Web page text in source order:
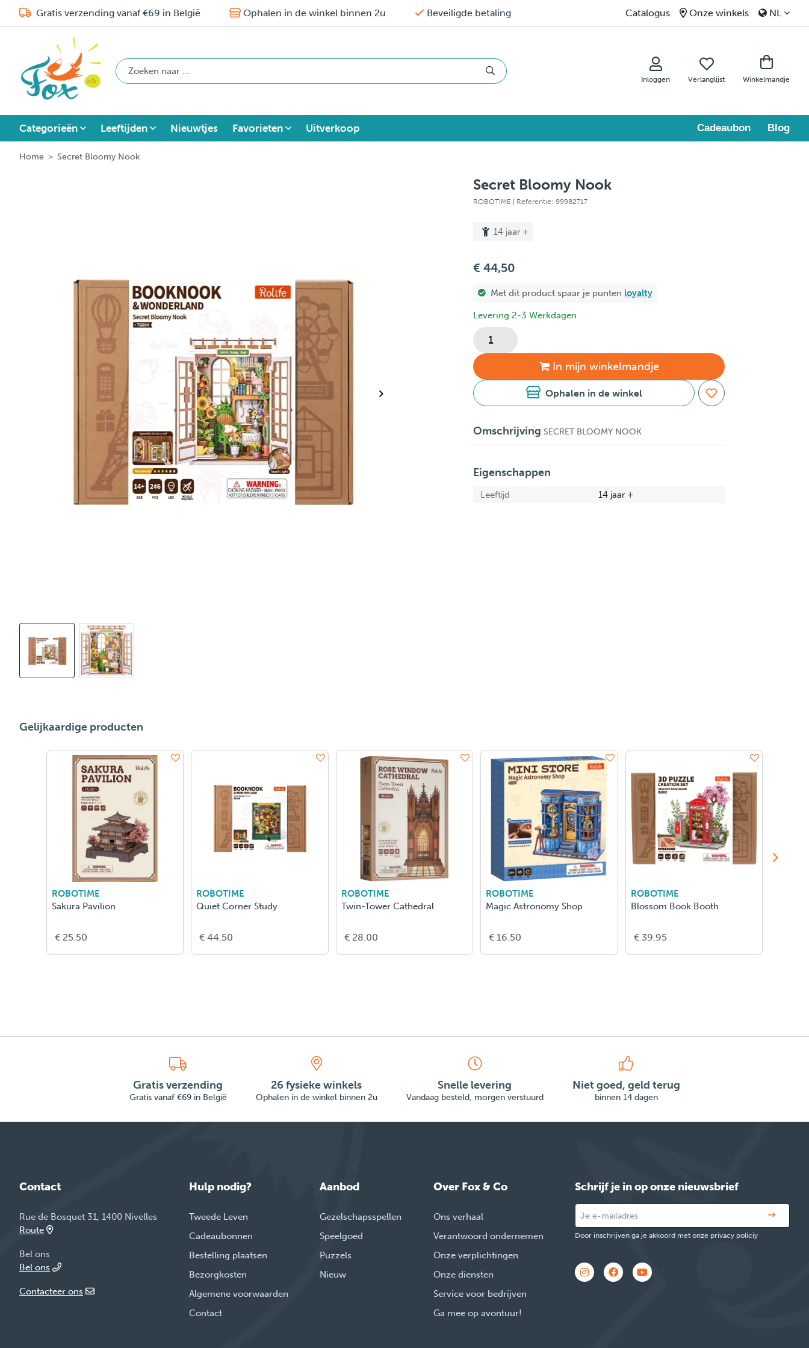
Gratis verzending vanaf €69 in België Ophalen in de winkel binnen 2u Beveiligde betaling Catalogus Onze winkels NL
Inloggen Verlanglijst Winkelmandje
Categorieën Leeftijden Nieuwtjes Favorieten Uitverkoop Cadeaubon Blog
Home > Secret Bloomy Nook
Secret Bloomy Nook
ROBOTIME | Referentie: 99982717
14 jaar +
€ 44,50
Met dit product spaar je punten loyalty
Levering 2-3 Werkdagen
In mijn winkelmandje
Ophalen in de winkel
Omschrijving SECRET BLOOMY NOOK
Eigenschappen
Leeftijd 14 jaar +
Gelijkaardige producten
ROBOTIME
Sakura Pavilion
€ 25.50
ROBOTIME
Quiet Corner Study
€ 44.50
ROBOTIME
Twin-Tower Cathedral
€ 28.00
ROBOTIME
Magic Astronomy Shop
€ 16.50
ROBOTIME
Blossom Book Booth
€ 39.95
Gratis verzending
Gratis vanaf €69 in België
26 fysieke winkels
Ophalen in de winkel binnen 2u
Snelle levering
Vandaag besteld, morgen verstuurd
Niet goed, geld terug
binnen 14 dagen
Contact
Rue de Bosquet 31, 1400 Nivelles
Route
Bel ons
Bel ons
Contacteer ons
Hulp nodig?
Tweede Leven
Cadeaubonnen
Bestelling plaatsen
Bezorgkosten
Algemene voorwaarden
Contact
Aanbod
Gezelschapsspellen
Speelgoed
Puzzels
Nieuw
Over Fox & Co
Ons verhaal
Verantwoord ondernemen
Onze verplichtingen
Onze diensten
Service voor bedrijven
Ga mee op avontuur!
Schrijf je in op onze nieuwsbrief
Door inschrijven ga je akkoord met onze privacy policiy